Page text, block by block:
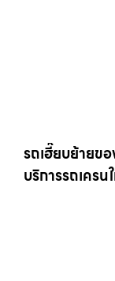
รถเฮี๊ยบย้ายข
บริการรถเคร